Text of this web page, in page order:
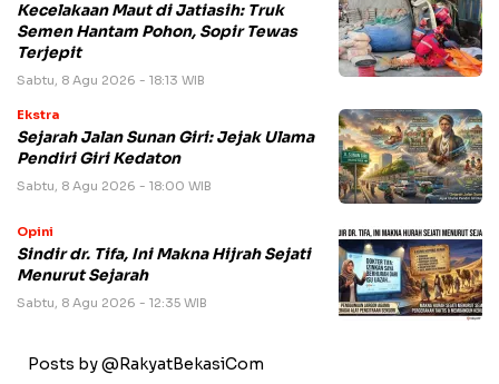
Kecelakaan Maut di Jatiasih: Truk
Semen Hantam Pohon, Sopir Tewas
Terjepit
Sabtu, 8 Agu 2026 - 18:13 WIB
Ekstra
Sejarah Jalan Sunan Giri: Jejak Ulama
Pendiri Giri Kedaton
Sabtu, 8 Agu 2026 - 18:00 WIB
Opini
Sindir dr. Tifa, Ini Makna Hijrah Sejati
Menurut Sejarah
Sabtu, 8 Agu 2026 - 12:35 WIB
Posts by @RakyatBekasiCom